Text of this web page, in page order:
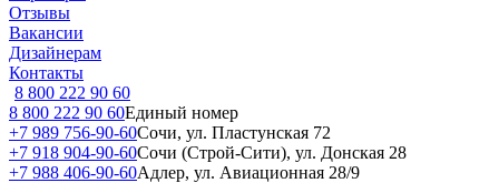
Отзывы
Вакансии
Дизайнерам
Контакты
8 800 222 90 60
8 800 222 90 60Единый номер
+7 989 756-90-60Сочи, ул. Пластунская 72
+7 918 904-90-60Сочи (Строй-Сити), ул. Донская 28
+7 988 406-90-60Адлер, ул. Авиационная 28/9